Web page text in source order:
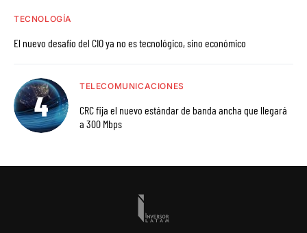
TECNOLOGÍA
El nuevo desafío del CIO ya no es tecnológico, sino económico
TELECOMUNICACIONES
CRC fija el nuevo estándar de banda ancha que llegará
a 300 Mbps